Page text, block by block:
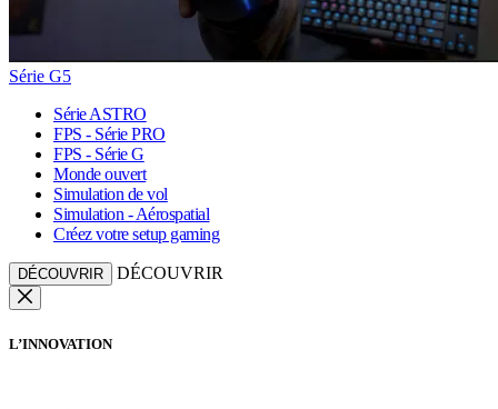
Série G5
Série ASTRO
FPS - Série PRO
FPS - Série G
Monde ouvert
Simulation de vol
Simulation - Aérospatial
Créez votre setup gaming
DÉCOUVRIR DÉCOUVRIR
L’INNOVATION